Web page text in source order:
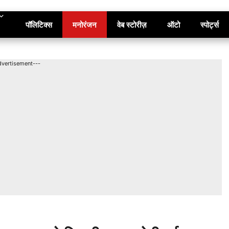
पॉलिटिक्स मनोरंजन वेब स्टोरीज़ ऑटो स्पोर्ट्स